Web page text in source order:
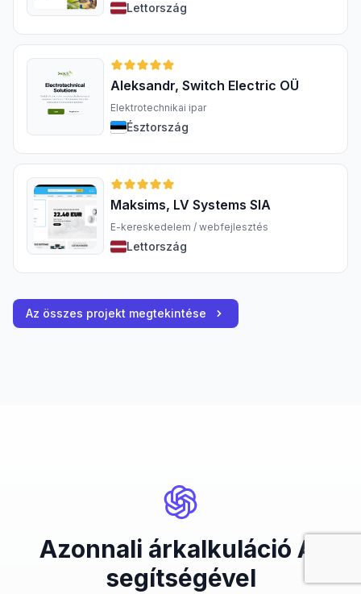
Lettország
Aleksandr, Switch Electric OÜ
Elektrotechnikai ipar
Észtország
Maksims, LV Systems SIA
E-kereskedelem / webfejlesztés
Lettország
Az összes projekt megtekintése
Azonnali árkalkuláció AI
segítségével